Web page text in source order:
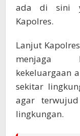
ada di sini
Kapolres.
Lanjut
menjaga
kekeluargaan
sekitar
agar
lingkungan.